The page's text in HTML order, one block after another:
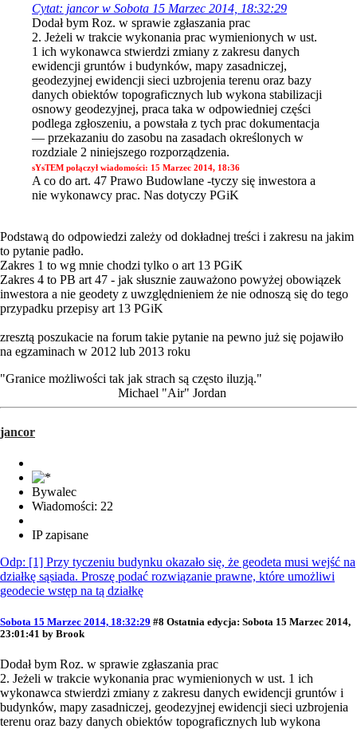
Cytat: jancor w Sobota 15 Marzec 2014, 18:32:29
Dodał bym Roz. w sprawie zgłaszania prac
2. Jeżeli w trakcie wykonania prac wymienionych w ust.
1 ich wykonawca stwierdzi zmiany z zakresu danych
ewidencji gruntów i budynków, mapy zasadniczej,
geodezyjnej ewidencji sieci uzbrojenia terenu oraz bazy
danych obiektów topograficznych lub wykona stabilizacji
osnowy geodezyjnej, praca taka w odpowiedniej części
podlega zgłoszeniu, a powstała z tych prac dokumentacja
— przekazaniu do zasobu na zasadach określonych w
rozdziale 2 niniejszego rozporządzenia.
sYsTEM połączył wiadomości: 15 Marzec 2014, 18:36
A co do art. 47 Prawo Budowlane -tyczy się inwestora a
nie wykonawcy prac. Nas dotyczy PGiK
Podstawą do odpowiedzi zależy od dokładnej treści i zakresu na jakim
to pytanie padło.
Zakres 1 to wg mnie chodzi tylko o art 13 PGiK
Zakres 4 to PB art 47 - jak słusznie zauważono powyżej obowiązek
inwestora a nie geodety z uwzględnieniem że nie odnoszą się do tego
przypadku przepisy art 13 PGiK
zresztą poszukacie na forum takie pytanie na pewno już się pojawiło
na egzaminach w 2012 lub 2013 roku
"Granice możliwości tak jak strach są często iluzją."
Michael "Air" Jordan
jancor
Bywalec
Wiadomości: 22
IP zapisane
Odp: [1] Przy tyczeniu budynku okazało się, że geodeta musi wejść na
działkę sąsiada. Proszę podać rozwiązanie prawne, które umożliwi
geodecie wstęp na tą działkę
Sobota 15 Marzec 2014, 18:32:29 #8 Ostatnia edycja: Sobota 15 Marzec 2014,
23:01:41 by Brook
Dodał bym Roz. w sprawie zgłaszania prac
2. Jeżeli w trakcie wykonania prac wymienionych w ust. 1 ich
wykonawca stwierdzi zmiany z zakresu danych ewidencji gruntów i
budynków, mapy zasadniczej, geodezyjnej ewidencji sieci uzbrojenia
terenu oraz bazy danych obiektów topograficznych lub wykona